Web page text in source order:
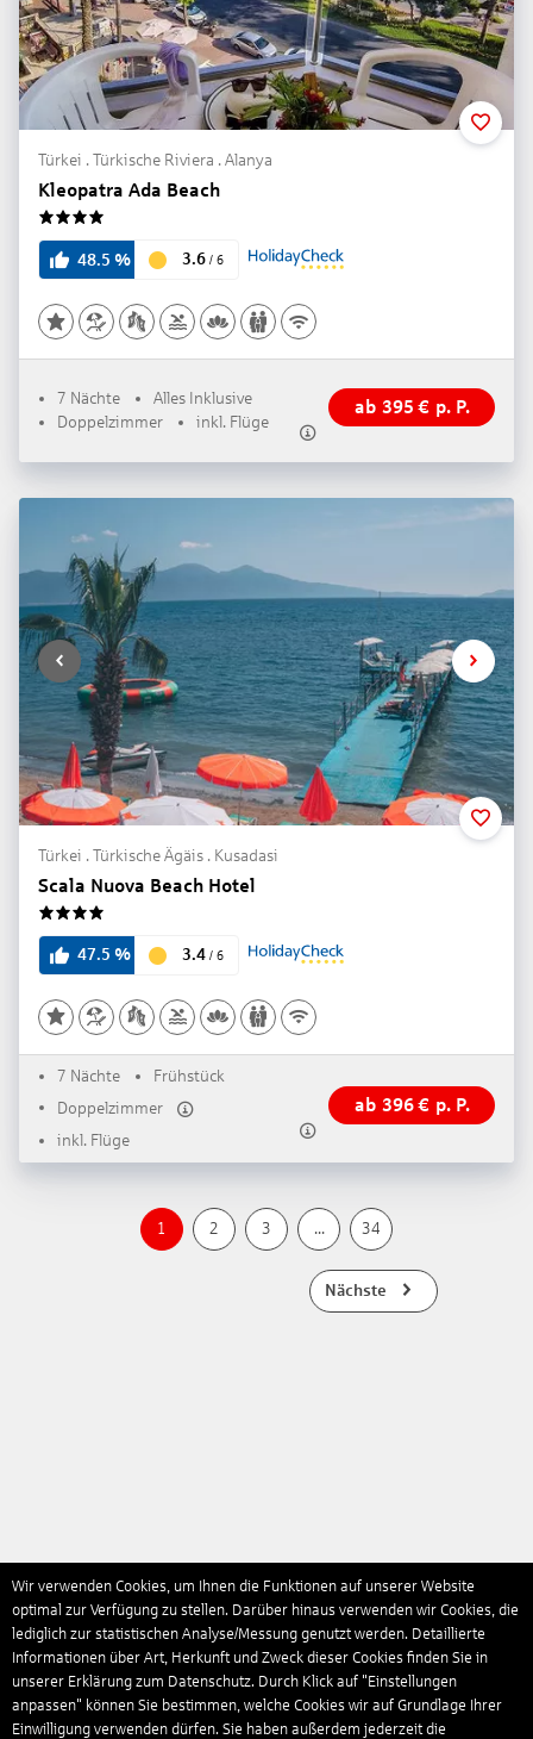
Türkei . Türkische Riviera . Alanya
Kleopatra Ada Beach
4
48.5 % 3.6 / 6
7 Nächte
Alles Inklusive
Doppelzimmer
inkl. Flüge
ab 395 € p. P.
Türkei . Türkische Ägäis . Kusadasi
Scala Nuova Beach Hotel
47.5 % 3.4 / 6
7 Nächte
Frühstück
Doppelzimmer
inkl. Flüge
ab 396€ p. P.
1 2 3 ... 34
Nächste
Wir verwenden Cookies, um Ihnen die Funktionen auf unserer Website
optimal zur Verfügung zu stellen. Darüber hinaus verwenden wir Cookies, die
lediglich zur statistischen Analyse/Messung genutzt werden. Detaillierte
Informationen über Art, Herkunft und Zweck dieser Cookies finden Sie in
unserer Erklärung zum Datenschutz. Durch Klick auf "Einstellungen
anpassen" können Sie bestimmen, welche Cookies wir auf Grundlage Ihrer
Einwilligung verwenden dürfen. Sie haben außerdem jederzeit die